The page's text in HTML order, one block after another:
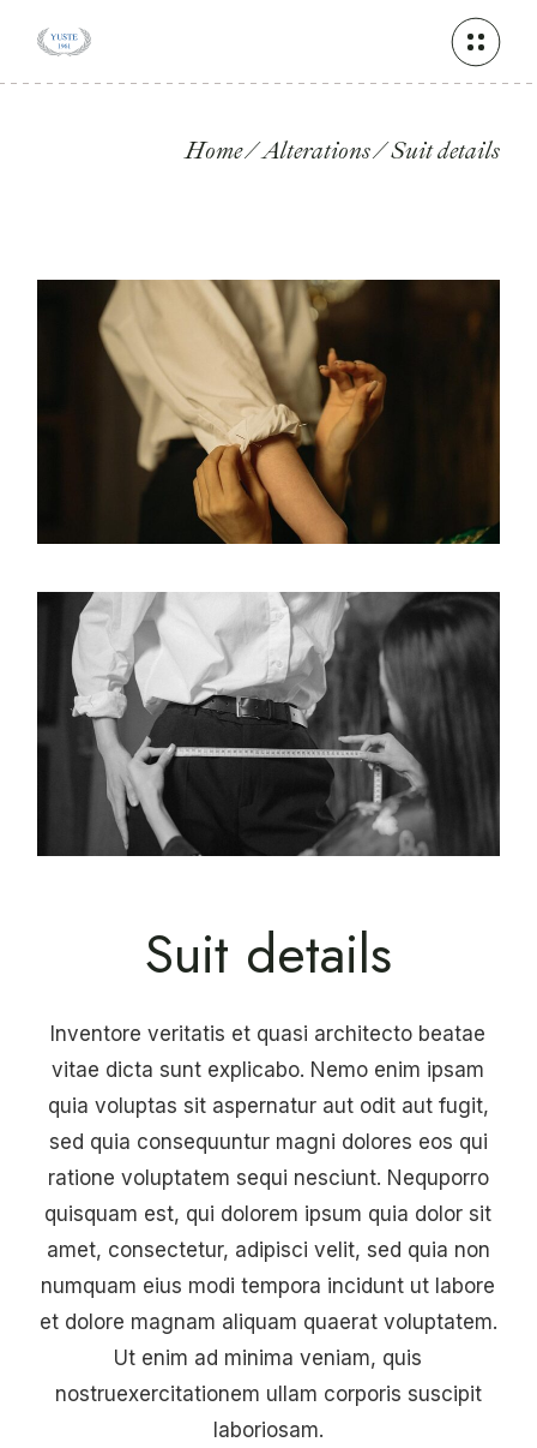
Home Alterations Suit details
Suit details
Inventore veritatis et quasi architecto beatae
vitae dicta sunt explicabo. Nemo enim ipsam
quia voluptas sit aspernatur aut odit aut fugit,
sed quia consequuntur magni dolores eos qui
ratione voluptatem sequi nesciunt. Nequporro
quisquam est, qui dolorem ipsum quia dolor sit
amet, consectetur, adipisci velit, sed quia non
numquam eius modi tempora incidunt ut labore
et dolore magnam aliquam quaerat voluptatem.
Ut enim ad minima veniam, quis
nostruexercitationem ullam corporis suscipit
laboriosam.